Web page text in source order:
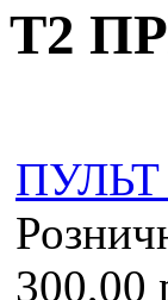
T2
ПУЛЬТ
300,00